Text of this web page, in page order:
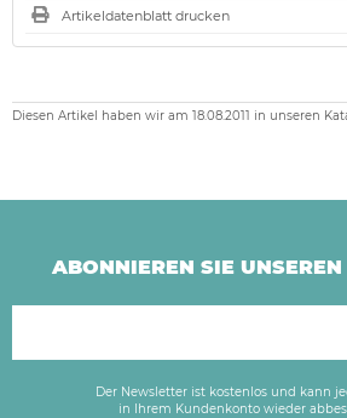
Artikeldatenblatt drucken
Diesen Artikel haben wir am 18.08.2011 in unseren
ABONNIEREN SIE
Der Newsletter ist kostenlos und kann
in Ihrem Kundenkonto wieder